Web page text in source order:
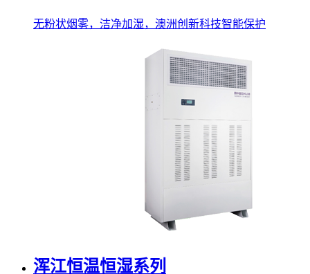
无粉状烟雾，洁净加湿，澳洲创新科技智能保护
浑江恒温恒湿系列